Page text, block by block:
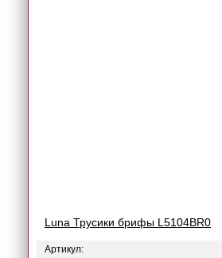
Luna Трусики брифы L5104BR0
Артикул: